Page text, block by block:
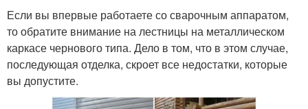
Если вы впервые работаете со сварочным аппаратом,
то обратите внимание на лестницы на металлическом
каркасе чернового типа. Дело в том, что в этом случае,
последующая отделка, скроет все недостатки, которые
вы допустите.